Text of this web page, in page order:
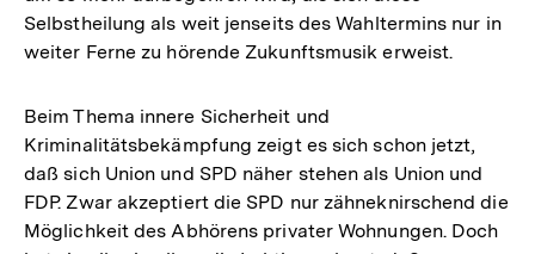
Selbstheilung als weit jenseits des Wahltermins nur in
weiter Ferne zu hörende Zukunftsmusik erweist.
Beim Thema innere Sicherheit und
Kriminalitätsbekämpfung zeigt es sich schon jetzt,
daß sich Union und SPD näher stehen als Union und
FDP. Zwar akzeptiert die SPD nur zähneknirschend die
Möglichkeit des Abhörens privater Wohnungen. Doch